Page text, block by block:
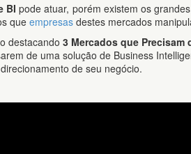
BI pode atuar, porém existem os
que empresas destes mercados
destacando 3 Mercados que Precisam
de uma solução de Business
de seu negócio.